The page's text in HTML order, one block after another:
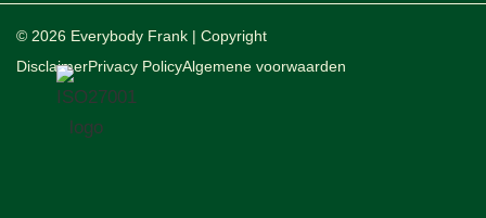
© 2026 Everybody Frank | Copyright
DisclaimerPrivacy PolicyAlgemene voorwaarden